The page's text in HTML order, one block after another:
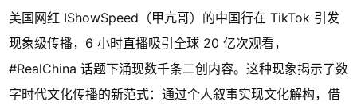
美国网红 IShowSpeed（甲亢哥）的中国行在 TikTok 引发
现象级传播，6 小时直播吸引全球 20 亿次观看，
#RealChina 话题下涌现数千条二创内容。这种现象揭示了数
字时代文化传播的新范式：通过个人叙事实现文化解构，借